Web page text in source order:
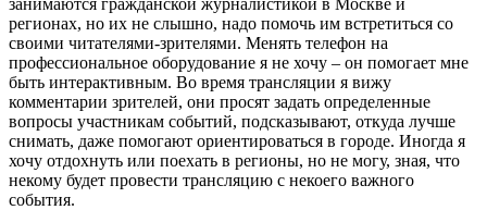
регионах, но их не слышно, надо помочь им встретиться со
своими читателями-зрителями. Менять телефон на
профессиональное оборудование я не хочу – он помогает мне
быть интерактивным. Во время трансляции я вижу
комментарии зрителей, они просят задать определенные
вопросы участникам событий, подсказывают, откуда лучше
снимать, даже помогают ориентироваться в городе. Иногда я
хочу отдохнуть или поехать в регионы, но не могу, зная, что
некому будет провести трансляцию с некоего важного
события.